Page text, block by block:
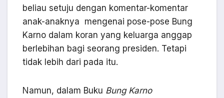
beliau setuju dengan komentar-komentar
anak-anaknya mengenai pose-pose Bung
Karno dalam koran yang keluarga anggap
berlebihan bagi seorang presiden. Tetapi
tidak lebih dari pada itu.
Namun, dalam Buku Bung Karno